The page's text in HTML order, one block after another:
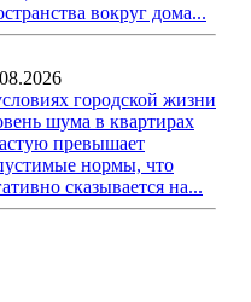
вокруг дома...
городской жизни
шума в квартирах
превышает
нормы, что
сказывается на...